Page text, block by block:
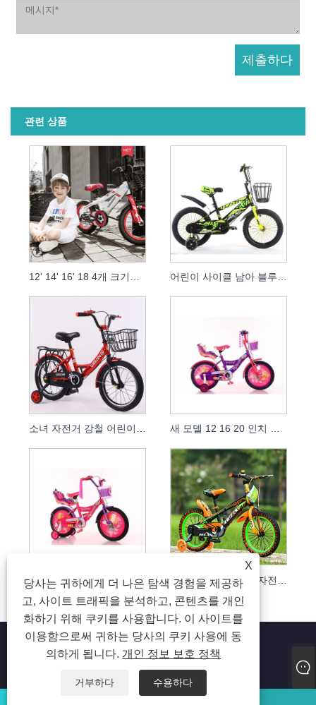
관련 상품
새로운 디자인의 어린이 자전거
X
당사는 귀하에게 더 나은 탐색 경험을 제공하
고, 사이트 트래픽을 분석하고, 콘텐츠를 개인
화하기 위해 쿠키를 사용합니다. 이 사이트를
이용함으로써 귀하는 당사의 쿠키 사용에 동
의하게 됩니다. 개인 정보 보호 정책
거부하다
수용하다
저작권 © 2023 Jiaxing Tusi Toys Co., Ltd. 판권 소유